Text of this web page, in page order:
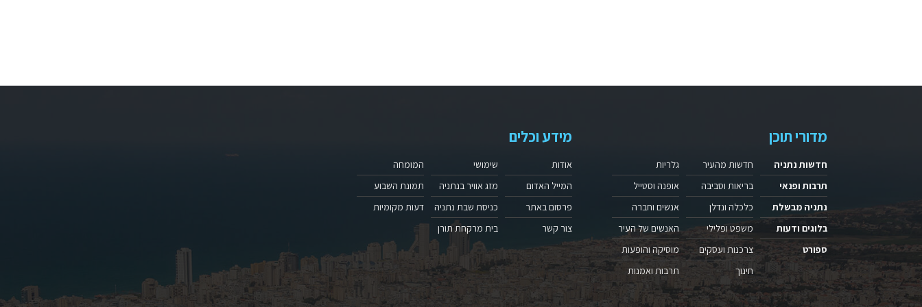
מדורי תוכן
חדשות נתניה
תרבות ופנאי
נתניה מבשלת
בלוגים ודעות
ספורט
חדשות מהעיר
בריאות וסביבה
כלכלה ונדלן
משפט ופלילי
צרכנות ועסקים
חינוך
גלריות
אופנה וסטייל
אנשים וחברה
האנשים של העיר
מוסיקה והופעות
תרבות ואמנות
מידע וכלים
אודות
המייל האדום
פרסום באתר
צור קשר
שימושי
מזג אוויר בנתניה
כניסת שבת נתניה
בית מרקחת תורן
המומחה
תמונת השבוע
דעות מקומיות